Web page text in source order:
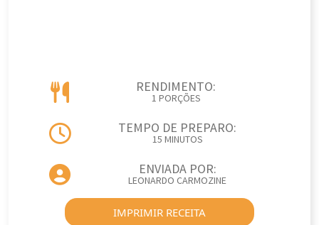
RENDIMENTO:
1 PORÇÕES
TEMPO DE PREPARO:
15 MINUTOS
ENVIADA POR:
LEONARDO CARMOZINE
IMPRIMIR RECEITA